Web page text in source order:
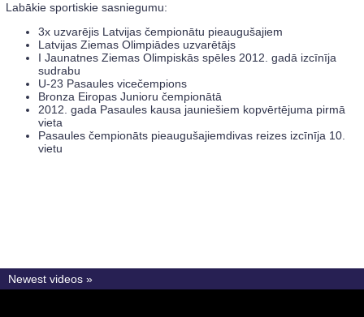
Labākie sportiskie sasniegumu:
3x uzvarējis Latvijas čempionātu pieaugušajiem
Latvijas Ziemas Olimpiādes uzvarētājs
I Jaunatnes Ziemas Olimpiskās spēles 2012. gadā izcīnīja
sudrabu
U-23 Pasaules vicečempions
Bronza Eiropas Junioru čempionātā
2012. gada Pasaules kausa jauniešiem kopvērtējuma pirmā
vieta
Pasaules čempionāts pieaugušajiemdivas reizes izcīnīja 10.
vietu
Newest videos »